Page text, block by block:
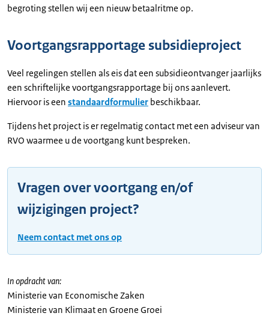
begroting stellen wij een nieuw betaalritme op.
Voortgangsrapportage subsidieproject
Veel regelingen stellen als eis dat een subsidieontvanger jaarlijks
een schriftelijke voortgangsrapportage bij ons aanlevert.
Hiervoor is een standaardformulier beschikbaar.
Tijdens het project is er regelmatig contact met een adviseur van
RVO waarmee u de voortgang kunt bespreken.
Vragen over voortgang en/of
wijzigingen project?
Neem contact met ons op
In opdracht van:
Ministerie van Economische Zaken
Ministerie van Klimaat en Groene Groei